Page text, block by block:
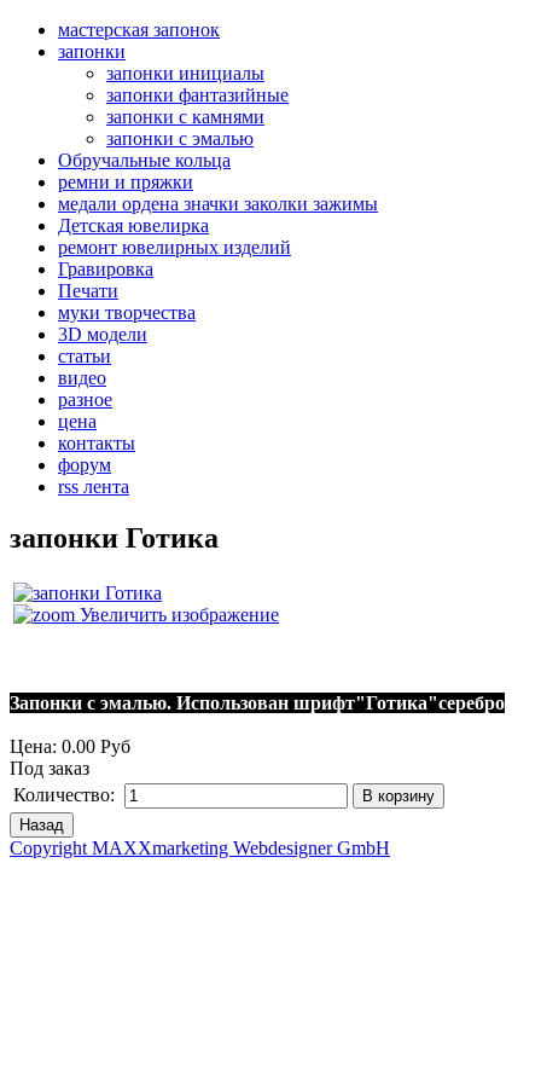
мастерская запонок
запонки
запонки инициалы
запонки фантазийные
запонки с камнями
запонки с эмалью
Обручальные кольца
ремни и пряжки
медали ордена значки заколки зажимы
Детская ювелирка
ремонт ювелирных изделий
Гравировка
Печати
муки творчества
3D модели
статьи
видео
разное
цена
контакты
форум
rss лента
запонки Готика
Увеличить изображение
Запонки с эмалью. Использован шрифт"Готика"серебро
Цена: 0.00 Руб
Под заказ
Количество:
Copyright MAXXmarketing Webdesigner GmbH